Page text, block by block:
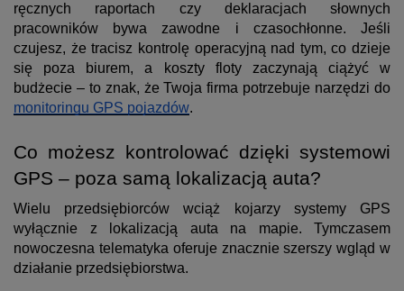
ręcznych raportach czy deklaracjach słownych
pracowników bywa zawodne i czasochłonne. Jeśli
czujesz, że tracisz kontrolę operacyjną nad tym, co dzieje
się poza biurem, a koszty floty zaczynają ciążyć w
budżecie – to znak, że Twoja firma potrzebuje narzędzi do
monitoringu GPS pojazdów.
Co możesz kontrolować dzięki systemowi
GPS – poza samą lokalizacją auta?
Wielu przedsiębiorców wciąż kojarzy systemy GPS
wyłącznie z lokalizacją auta na mapie. Tymczasem
nowoczesna telematyka oferuje znacznie szerszy wgląd w
działanie przedsiębiorstwa.